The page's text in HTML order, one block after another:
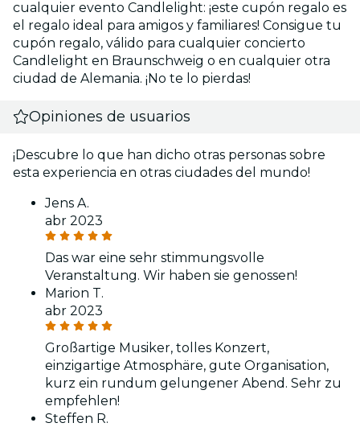
cualquier evento Candlelight: ¡este cupón regalo es
el regalo ideal para amigos y familiares! Consigue tu
cupón regalo, válido para cualquier concierto
Candlelight en Braunschweig o en cualquier otra
ciudad de Alemania. ¡No te lo pierdas!
Opiniones de usuarios
¡Descubre lo que han dicho otras personas sobre
esta experiencia en otras ciudades del mundo!
Jens A.
abr 2023
Das war eine sehr stimmungsvolle
Veranstaltung. Wir haben sie genossen!
Marion T.
abr 2023
Großartige Musiker, tolles Konzert,
einzigartige Atmosphäre, gute Organisation,
kurz ein rundum gelungener Abend. Sehr zu
empfehlen!
Steffen R.